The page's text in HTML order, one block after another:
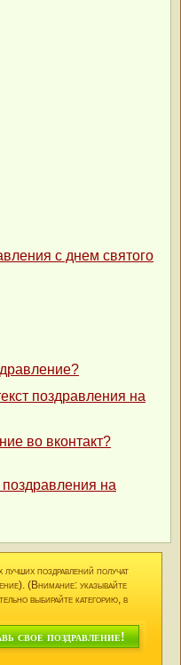
с днем святого
поздравления на
во вконтакт?
на
поздравлений получат
(Внимание: указывайте
выбирайте категорию, в
свое поздравление!